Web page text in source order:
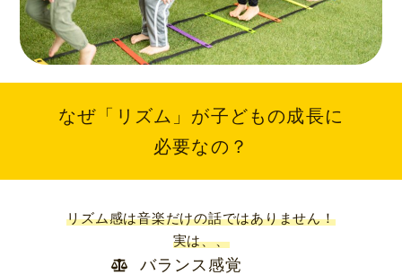
なぜ「リズム」が子どもの成長に
必要なの？
リズム感は音楽だけの話ではありません！
実は、、
バランス感覚